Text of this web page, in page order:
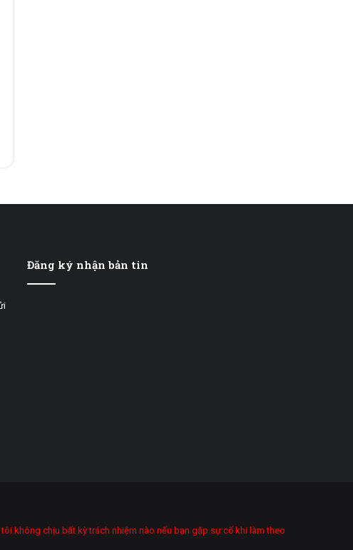
Đăng ký nhận bản tin
không chịu bất kỳ trách nhiệm nào nếu bạn gặp sự cố khi làm theo